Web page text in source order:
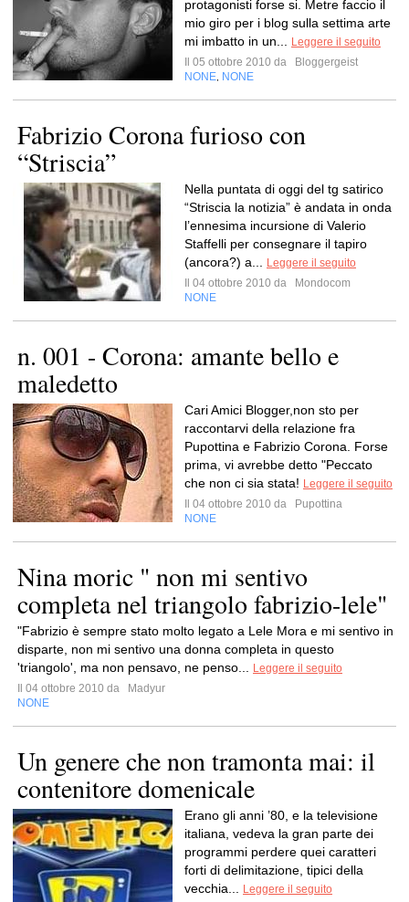
protagonisti forse si. Metre faccio il
mio giro per i blog sulla settima arte
mi imbatto in un...
Leggere il seguito
Il 05 ottobre 2010 da
Bloggergeist
NONE NONE
Fabrizio Corona furioso con
“Striscia”
Nella puntata di oggi del tg satirico
“Striscia la notizia” è andata in onda
l’ennesima incursione di Valerio
Staffelli per consegnare il tapiro
(ancora?) a...
Leggere il seguito
Il 04 ottobre 2010 da
Mondocom
NONE
n. 001 - Corona: amante bello e
maledetto
Cari Amici Blogger,non sto per
raccontarvi della relazione fra
Pupottina e Fabrizio Corona. Forse
prima, vi avrebbe detto "Peccato
che non ci sia stata! Leggere il seguito
Il 04 ottobre 2010 da
Pupottina
NONE
Nina moric " non mi sentivo
completa nel triangolo fabrizio-lele"
"Fabrizio è sempre stato molto legato a Lele Mora e mi sentivo in
disparte, non mi sentivo una donna completa in questo
'triangolo', ma non pensavo, ne penso...
Leggere il seguito
Il 04 ottobre 2010 da
Madyur
NONE
Un genere che non tramonta mai: il
contenitore domenicale
Erano gli anni ’80, e la televisione
italiana, vedeva la gran parte dei
programmi perdere quei caratteri
forti di delimitazione, tipici della
vecchia...
Leggere il seguito